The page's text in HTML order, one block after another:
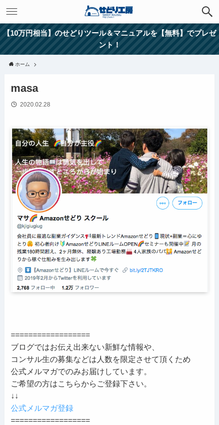
【10万円相当】のせどりツール＆マニュアルを【無料】でプレゼ
ント！
ホーム
masa
2020.02.28
==================
ブログではお伝え出来ない新鮮な情報や、
コンサル生の募集などは人数を限定させて頂くため
公式メルマガでのみお届けしています。
ご希望の方はこちらからご登録下さい。
↓↓
公式メルマガ登録
==================